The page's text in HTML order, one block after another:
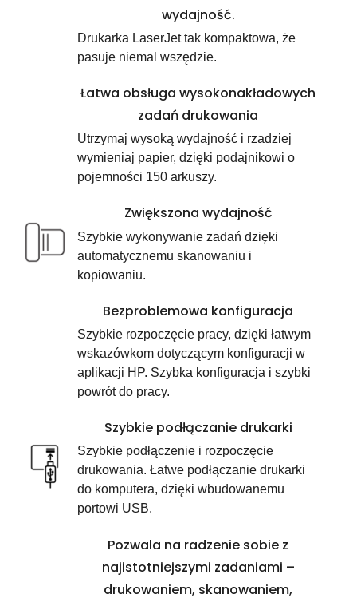
wydajność.
Drukarka LaserJet tak kompaktowa, że
pasuje niemal wszędzie.
Łatwa obsługa wysokonakładowych
zadań drukowania
Utrzymaj wysoką wydajność i rzadziej
wymieniaj papier, dzięki podajnikowi o
pojemności 150 arkuszy.
Zwiększona wydajność
Szybkie wykonywanie zadań dzięki
automatycznemu skanowaniu i
kopiowaniu.
Bezproblemowa konfiguracja
Szybkie rozpoczęcie pracy, dzięki łatwym
wskazówkom dotyczącym konfiguracji w
aplikacji HP. Szybka konfiguracja i szybki
powrót do pracy.
Szybkie podłączanie drukarki
Szybkie podłączenie i rozpoczęcie
drukowania. Łatwe podłączanie drukarki
do komputera, dzięki wbudowanemu
portowi USB.
Pozwala na radzenie sobie z
najistotniejszymi zadaniami –
drukowaniem, skanowaniem,